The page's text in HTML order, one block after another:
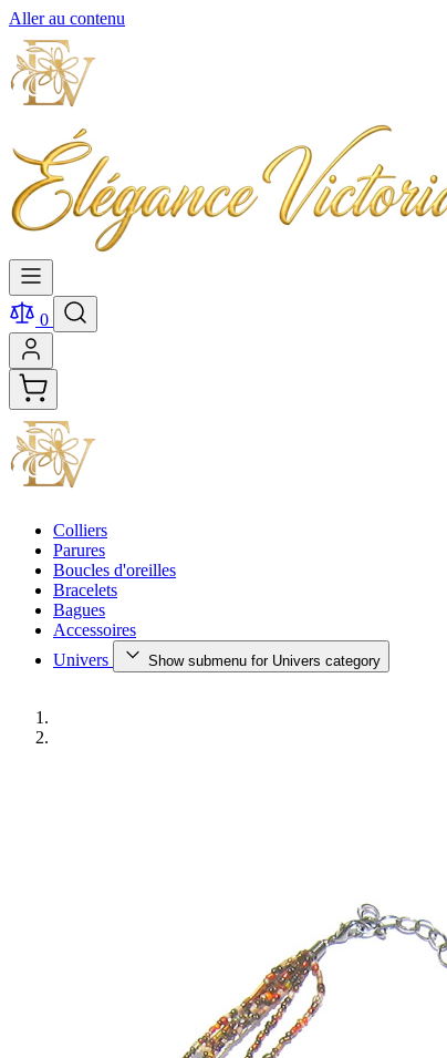
Aller au contenu
0
Colliers
Parures
Boucles d'oreilles
Bracelets
Bagues
Accessoires
Univers
Show submenu for Univers category